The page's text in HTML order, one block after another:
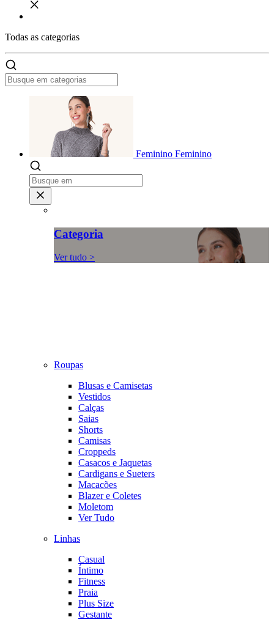
Todas as categorias
Feminino Feminino
Categoria
Ver tudo >
Roupas
Blusas e Camisetas
Vestidos
Calças
Saias
Shorts
Camisas
Croppeds
Casacos e Jaquetas
Cardigans e Sueters
Macacões
Blazer e Coletes
Moletom
Ver Tudo
Linhas
Casual
Íntimo
Fitness
Praia
Plus Size
Gestante